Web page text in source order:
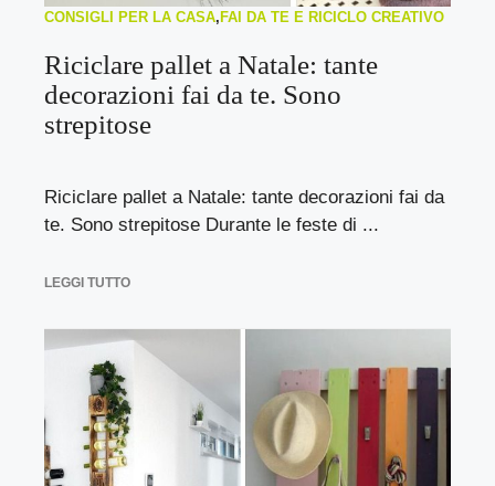
CONSIGLI PER LA CASA, FAI DA TE E RICICLO CREATIVO
Riciclare pallet a Natale: tante
decorazioni fai da te. Sono
strepitose
Riciclare pallet a Natale: tante decorazioni fai da
te. Sono strepitose Durante le feste di ...
LEGGI TUTTO